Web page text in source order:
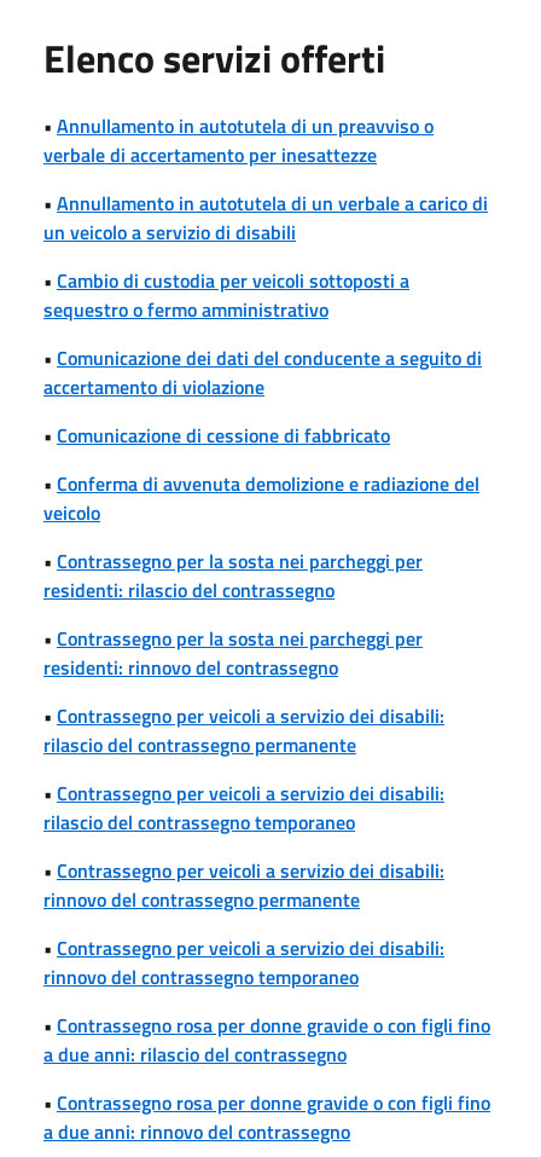
Elenco servizi offerti
• Annullamento in autotutela di un preavviso o
verbale di accertamento per inesattezze
• Annullamento in autotutela di un verbale a carico di
un veicolo a servizio di disabili
• Cambio di custodia per veicoli sottoposti a
sequestro o fermo amministrativo
• Comunicazione dei dati del conducente a seguito di
accertamento di violazione
• Comunicazione di cessione di fabbricato
• Conferma di avvenuta demolizione e radiazione del
veicolo
• Contrassegno per la sosta nei parcheggi per
residenti: rilascio del contrassegno
• Contrassegno per la sosta nei parcheggi per
residenti: rinnovo del contrassegno
• Contrassegno per veicoli a servizio dei disabili:
rilascio del contrassegno permanente
• Contrassegno per veicoli a servizio dei disabili:
rilascio del contrassegno temporaneo
• Contrassegno per veicoli a servizio dei disabili:
rinnovo del contrassegno permanente
• Contrassegno per veicoli a servizio dei disabili:
rinnovo del contrassegno temporaneo
• Contrassegno rosa per donne gravide o con figli fino
a due anni: rilascio del contrassegno
• Contrassegno rosa per donne gravide o con figli fino
a due anni: rinnovo del contrassegno